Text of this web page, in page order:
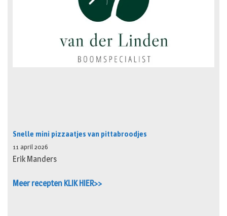
Snelle mini pizzaatjes van pittabroodjes
11 april 2026
Erik Manders
Meer recepten KLIK HIER>>